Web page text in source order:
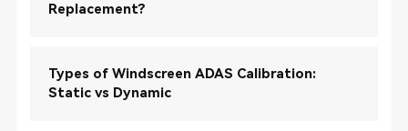
Replacement?
Types of Windscreen ADAS Calibration:
Static vs Dynamic